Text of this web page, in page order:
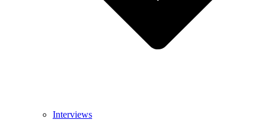
Interviews